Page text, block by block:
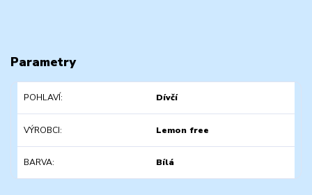
Parametry
POHLAVÍ Dívčí
VÝROBCI Lemon free
BARVA Bílá